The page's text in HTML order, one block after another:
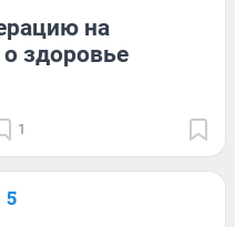
на
здоровье
1